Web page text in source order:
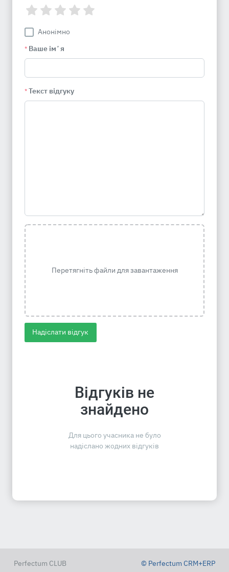
Анонімно
* Ваше імʼя
* Текст відгуку
Перетягніть файли для завантаження
Надіслати відгук
Відгуків не
знайдено
Для цього учасника не було
надіслано жодних відгуків
Perfectum CLUB © Perfectum CRM+ERP